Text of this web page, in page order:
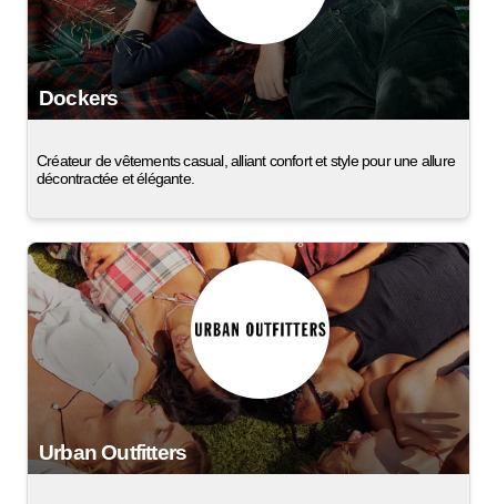
Dockers
Créateur de vêtements casual, alliant confort et style pour une allure
décontractée et élégante.
Urban Outfitters